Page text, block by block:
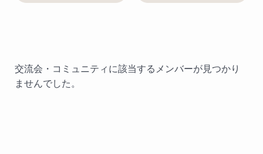
交流会・コミュニティに該当するメンバーが見つかり
ませんでした。